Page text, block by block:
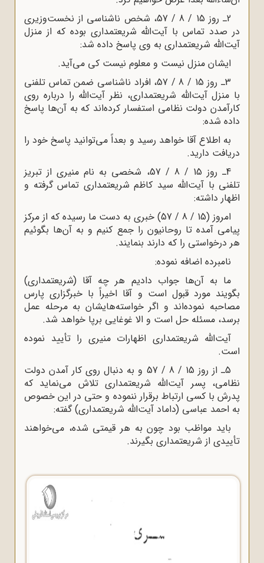
2ـ روز 15 / 8 / 57، شخص ناشناسى از نخست‌وزیرى
در صدد تماس با آیت‌الله شریعتمدارى بوده که از منزل
آیت‌الله شریعتمدارى به وى پاسخ داده شد:
ایشان منزل نیست و معلوم نیست کى می‌آید.
3ـ روز 15 / 8 / 57، افراد ناشناسى ضمن تماس تلفنى
با منزل آیت‌الله شریعتمدارى، نظر آیت‌الله را درباره روى
کارآمدن دولت نظامى استفسار کرده‌اند که به آن‌ها پاسخ
داده شده:
به اطلاع آقا خواهد رسید و بعداً می‌توانید پاسخ خود را
دریافت دارید.
4ـ روز 15 / 8 / 57، شخصى به نام منیرى از تبریز
تلفنى با آیت‌الله سید کاظم شریعتمدارى تماس گرفته و
اظهار داشته:
امروز (15 / 8 / 57) خبرى به دست ما رسیده که از مرکز
پیامى آمده تا روحانیون را جمع کنیم و به آن‌ها بگوئیم
هر درخواستى را که دارند بنمایند.
نامبرده اضافه نموده:
ما به آن‌ها جواب دادیم هر چه آقا (شریعتمدارى)
بگویند مورد قبول است و آقا اخیراً با خبرگزارى پارس
مصاحبه نموده‌اند و اگر خواسته‌هایشان به مرحله عمل
برسد، مسئله حل است و الا غوغایى برپا خواهد شد.
آیت‌الله شریعتمدارى اظهارات منیرى را تأیید نموده
است.
5ـ از روز 15 / 8 / 57 و به دنبال روى کار آمدن دولت
نظامى، پسر آیت‌الله شریعتمدارى تلاش می‌نماید که
پدرش با کسى ارتباط برقرار ننموده و حتى در این خصوص
به احمد عباسى (داماد آیت‌الله شریعتمدارى) گفته:
باید مواظب بود چون به هر قیمتى شده، می‌خواهند
تأییدى از شریعتمدارى بگیرند.